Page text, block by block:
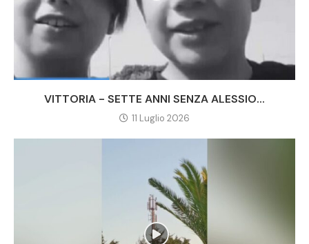
VITTORIA - SETTE ANNI SENZA ALESSIO...
11 Luglio 2026